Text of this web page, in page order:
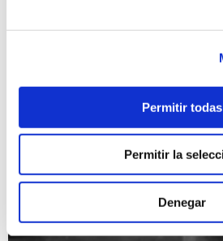
Permitir todas
Permitir la
Denegar
Dípticos
Exposición que aúna los proyectos